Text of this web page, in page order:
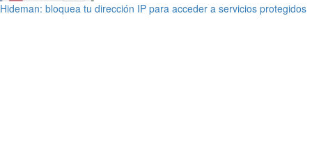
Hideman: bloquea tu dirección IP para acceder a servicios protegidos